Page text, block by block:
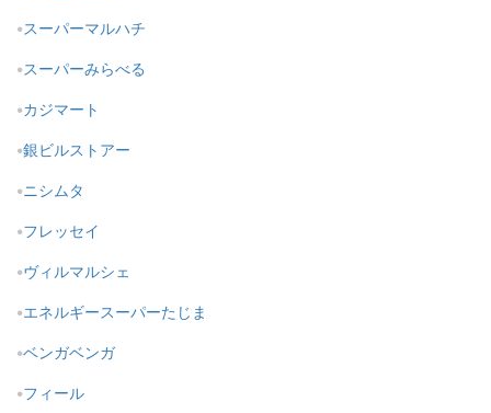
スーパーマルハチ
スーパーみらべる
カジマート
銀ビルストアー
ニシムタ
フレッセイ
ヴィルマルシェ
エネルギースーパーたじま
ベンガベンガ
フィール